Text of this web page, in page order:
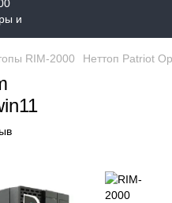
RIM-2000 Неттоп Patriot